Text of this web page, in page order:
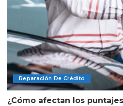
Reparación De Crédito
¿Cómo afectan los